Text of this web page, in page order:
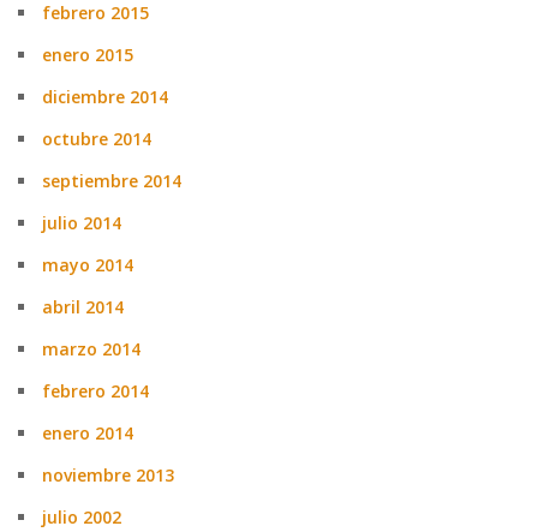
febrero 2015
enero 2015
diciembre 2014
octubre 2014
septiembre 2014
julio 2014
mayo 2014
abril 2014
marzo 2014
febrero 2014
enero 2014
noviembre 2013
julio 2002